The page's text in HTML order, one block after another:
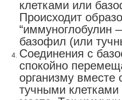
клетками или
Происходит
базофил (или
Соединения с
спокойно
организму вместе
тучными клетками